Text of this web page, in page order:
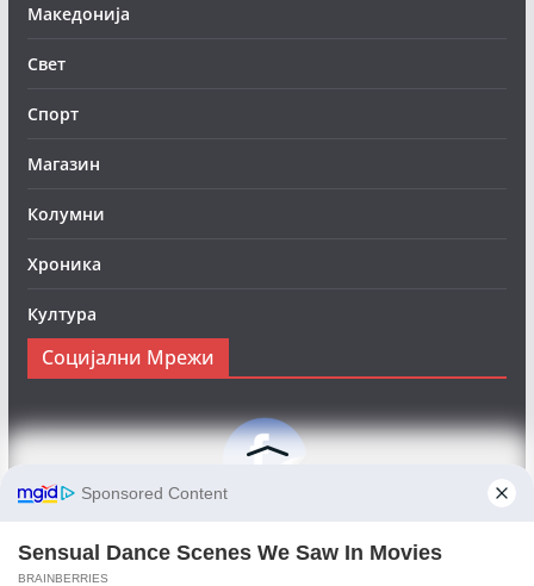
Македонија
Свет
Спорт
Магазин
Колумни
Хроника
Култура
Социјални Мрежи
вести:Objektivno24.mk